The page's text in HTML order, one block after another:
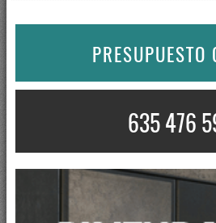
PRESUPUESTO
635 476